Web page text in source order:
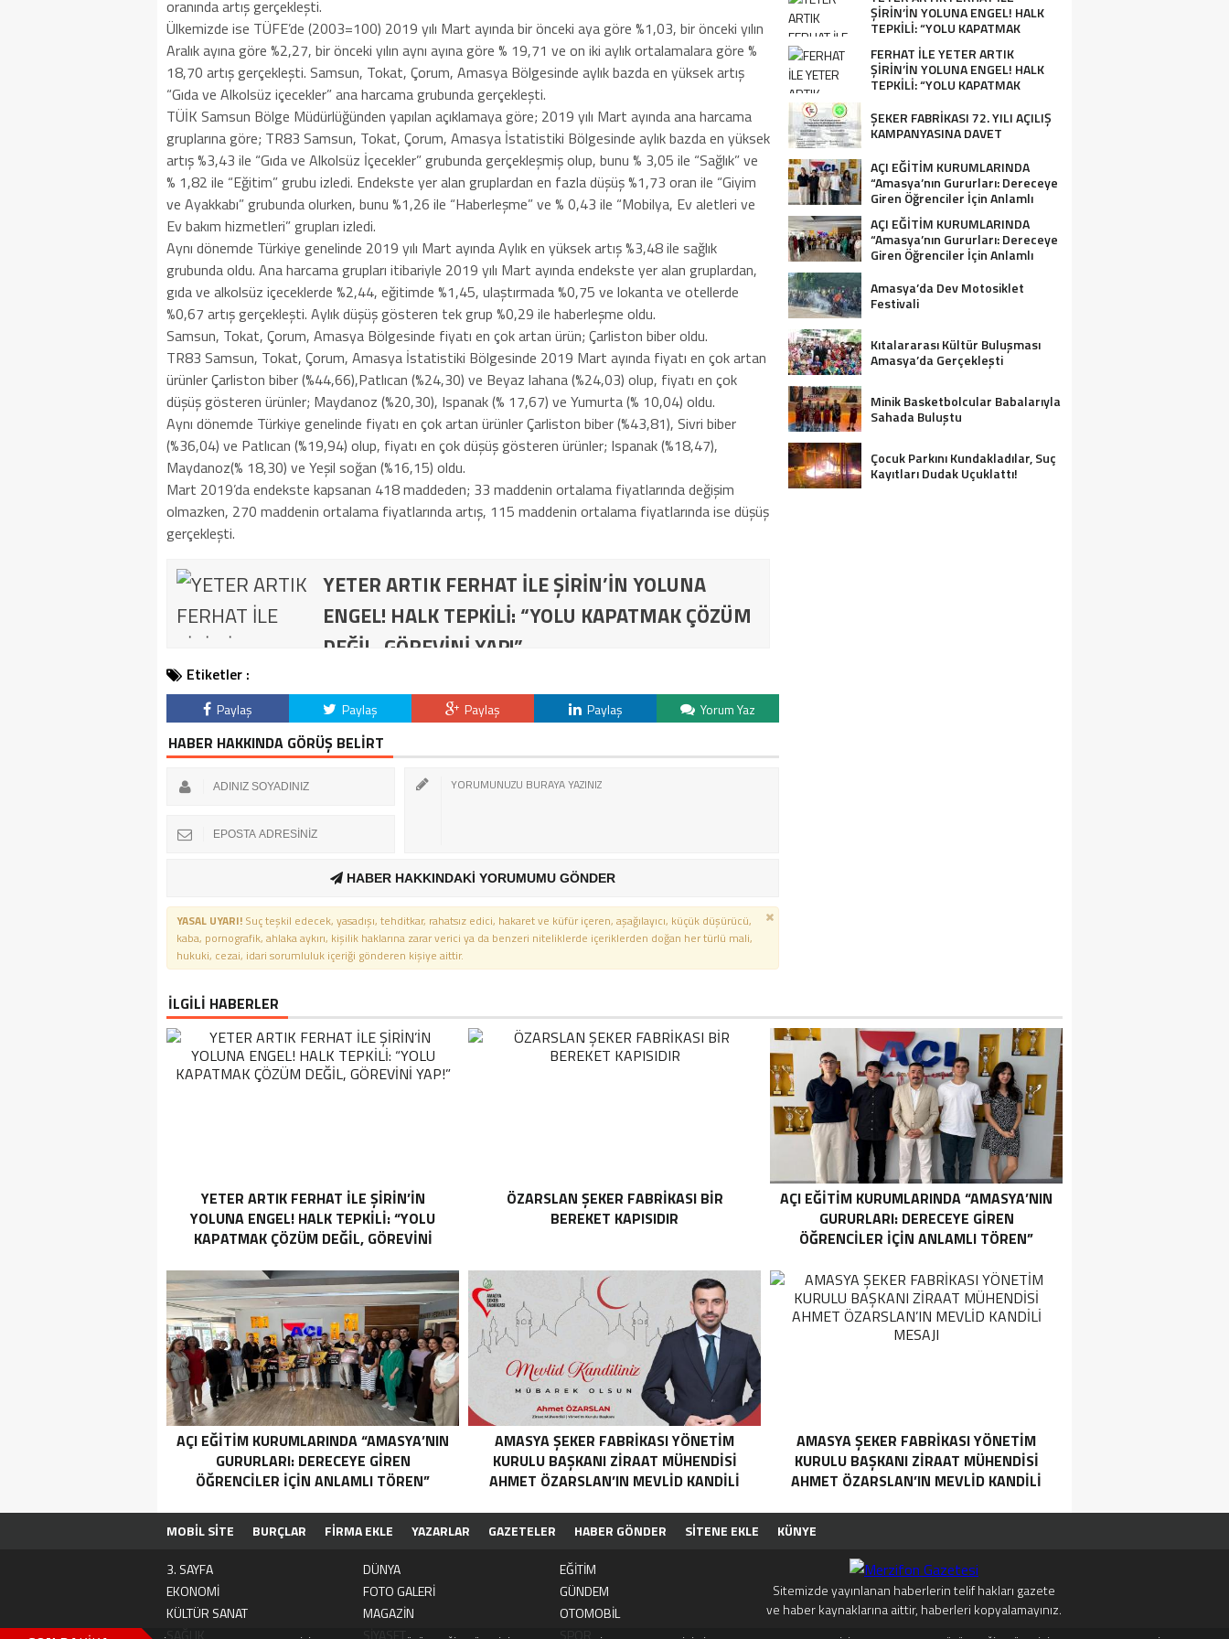
oranında artış gerçekleşti.
Ülkemizde ise TÜFE’de (2003=100) 2019 yılı Mart ayında bir önceki aya göre %1,03, bir önceki yılın
Aralık ayına göre %2,27, bir önceki yılın aynı ayına göre % 19,71 ve on iki aylık ortalamalara göre %
18,70 artış gerçekleşti. Samsun, Tokat, Çorum, Amasya Bölgesinde aylık bazda en yüksek artış
“Gıda ve Alkolsüz içecekler” ana harcama grubunda gerçekleşti.
TÜİK Samsun Bölge Müdürlüğünden yapılan açıklamaya göre; 2019 yılı Mart ayında ana harcama
gruplarına göre; TR83 Samsun, Tokat, Çorum, Amasya İstatistiki Bölgesinde aylık bazda en yüksek
artış %3,43 ile “Gıda ve Alkolsüz İçecekler” grubunda gerçekleşmiş olup, bunu % 3,05 ile “Sağlık” ve
% 1,82 ile “Eğitim” grubu izledi. Endekste yer alan gruplardan en fazla düşüş %1,73 oran ile “Giyim
ve Ayakkabı” grubunda olurken, bunu %1,26 ile “Haberleşme” ve % 0,43 ile “Mobilya, Ev aletleri ve
Ev bakım hizmetleri” grupları izledi.
Aynı dönemde Türkiye genelinde 2019 yılı Mart ayında Aylık en yüksek artış %3,48 ile sağlık
grubunda oldu. Ana harcama grupları itibariyle 2019 yılı Mart ayında endekste yer alan gruplardan,
gıda ve alkolsüz içeceklerde %2,44, eğitimde %1,45, ulaştırmada %0,75 ve lokanta ve otellerde
%0,67 artış gerçekleşti. Aylık düşüş gösteren tek grup %0,29 ile haberleşme oldu.
Samsun, Tokat, Çorum, Amasya Bölgesinde fiyatı en çok artan ürün; Çarliston biber oldu.
TR83 Samsun, Tokat, Çorum, Amasya İstatistiki Bölgesinde 2019 Mart ayında fiyatı en çok artan
ürünler Çarliston biber (%44,66),Patlıcan (%24,30) ve Beyaz lahana (%24,03) olup, fiyatı en çok
düşüş gösteren ürünler; Maydanoz (%20,30), Ispanak (% 17,67) ve Yumurta (% 10,04) oldu.
Aynı dönemde Türkiye genelinde fiyatı en çok artan ürünler Çarliston biber (%43,81), Sivri biber
(%36,04) ve Patlıcan (%19,94) olup, fiyatı en çok düşüş gösteren ürünler; Ispanak (%18,47),
Maydanoz(% 18,30) ve Yeşil soğan (%16,15) oldu.
Mart 2019’da endekste kapsanan 418 maddeden; 33 maddenin ortalama fiyatlarında değişim
olmazken, 270 maddenin ortalama fiyatlarında artış, 115 maddenin ortalama fiyatlarında ise düşüş
gerçekleşti.
YETER ARTIK FERHAT İLE ŞİRİN’İN YOLUNA
ENGEL! HALK TEPKİLİ: “YOLU KAPATMAK ÇÖZÜM
DEĞİL, GÖREVİNİ YAP!”
Etiketler :
Paylaş Paylaş Paylaş Paylaş Yorum Yaz
HABER HAKKINDA GÖRÜŞ BELİRT
HABER HAKKINDAKİ YORUMUMU GÖNDER
YASAL UYARI! Suç teşkil edecek, yasadışı, tehditkar, rahatsız edici, hakaret ve küfür içeren, aşağılayıcı, küçük düşürücü,
kaba, pornografik, ahlaka aykırı, kişilik haklarına zarar verici ya da benzeri niteliklerde içeriklerden doğan her türlü mali,
hukuki, cezai, idari sorumluluk içeriği gönderen kişiye aittir.
ŞİRİN’İN YOLUNA ENGEL! HALK
TEPKİLİ: “YOLU KAPATMAK
ÇÖZÜM DEĞİL, GÖREVİNİ YAP!”
FERHAT İLE YETER ARTIK
ŞİRİN’İN YOLUNA ENGEL! HALK
TEPKİLİ: “YOLU KAPATMAK
ŞEKER FABRİKASI 72. YILI AÇILIŞ
KAMPANYASINA DAVET
AÇI EĞİTİM KURUMLARINDA
“Amasya’nın Gururları: Dereceye
Giren Öğrenciler İçin Anlamlı
Tören”
AÇI EĞİTİM KURUMLARINDA
“Amasya’nın Gururları: Dereceye
Giren Öğrenciler İçin Anlamlı
Amasya’da Dev Motosiklet
Festivali
Kıtalararası Kültür Buluşması
Amasya’da Gerçekleşti
Minik Basketbolcular Babalarıyla
Sahada Buluştu
Çocuk Parkını Kundakladılar, Suç
Kayıtları Dudak Uçuklattı!
İLGİLİ HABERLER
YETER ARTIK FERHAT İLE ŞİRİN’İN
YOLUNA ENGEL! HALK TEPKİLİ: “YOLU
KAPATMAK ÇÖZÜM DEĞİL, GÖREVİNİ
ÖZARSLAN ŞEKER FABRİKASI BİR
BEREKET KAPISIDIR
AÇI EĞİTİM KURUMLARINDA “AMASYA’NIN
GURURLARI: DERECEYE GIREN
ÖĞRENCILER İÇIN ANLAMLI TÖREN”
AÇI EĞİTİM KURUMLARINDA “AMASYA’NIN
GURURLARI: DERECEYE GIREN
ÖĞRENCILER İÇIN ANLAMLI TÖREN”
AMASYA ŞEKER FABRIKASI YÖNETIM
KURULU BAŞKANI ZIRAAT MÜHENDISI
AHMET ÖZARSLAN’IN MEVLID KANDILI
AMASYA ŞEKER FABRIKASI YÖNETIM
KURULU BAŞKANI ZIRAAT MÜHENDISI
AHMET ÖZARSLAN’IN MEVLID KANDILI
MOBİL SİTE BURÇLAR FİRMA EKLE YAZARLAR GAZETELER HABER GÖNDER SİTENE EKLE
KÜNYE
3. SAYFA
DÜNYA
EĞİTİM
EKONOMİ
FOTO GALERİ
GÜNDEM
KÜLTÜR SANAT
MAGAZİN
OTOMOBİL
Sitemizde yayınlanan haberlerin telif hakları gazete
ve haber kaynaklarına aittir, haberleri kopyalamayınız.